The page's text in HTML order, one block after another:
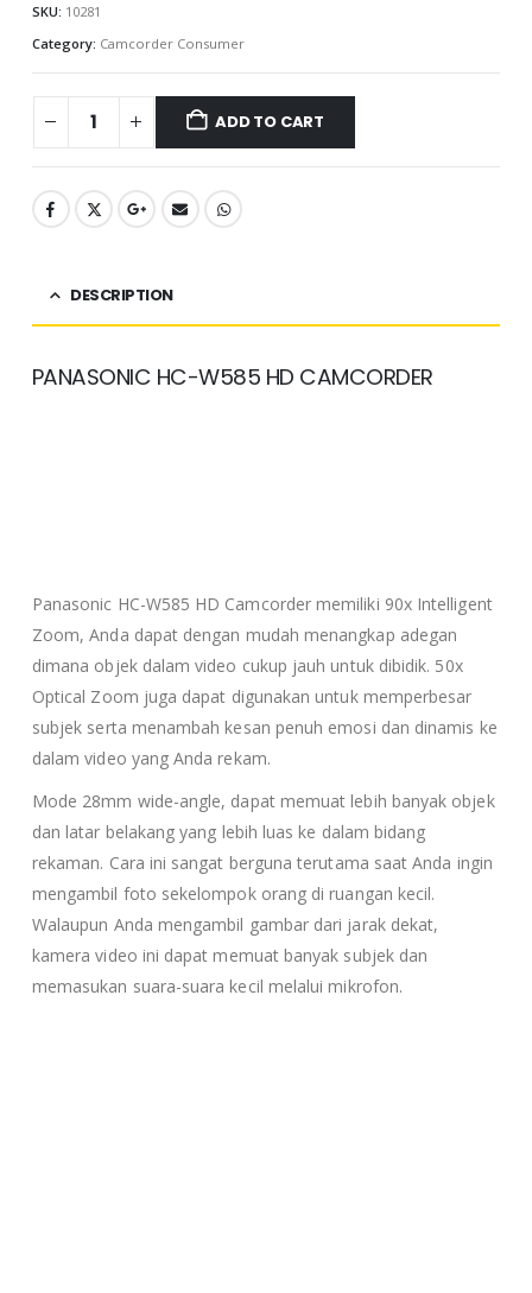
SKU: 10281
Category: Camcorder Consumer
ADD TO CART
DESCRIPTION
PANASONIC HC-W585 HD CAMCORDER
Panasonic HC-W585 HD Camcorder memiliki 90x Intelligent
Zoom, Anda dapat dengan mudah menangkap adegan
dimana objek dalam video cukup jauh untuk dibidik. 50x
Optical Zoom juga dapat digunakan untuk memperbesar
subjek serta menambah kesan penuh emosi dan dinamis ke
dalam video yang Anda rekam.
Mode 28mm wide-angle, dapat memuat lebih banyak objek
dan latar belakang yang lebih luas ke dalam bidang
rekaman. Cara ini sangat berguna terutama saat Anda ingin
mengambil foto sekelompok orang di ruangan kecil.
Walaupun Anda mengambil gambar dari jarak dekat,
kamera video ini dapat memuat banyak subjek dan
memasukan suara-suara kecil melalui mikrofon.